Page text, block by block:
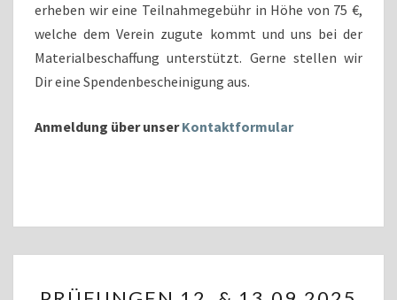
erheben wir eine Teilnahmegebühr in Höhe von 75 €,
welche dem Verein zugute kommt und uns bei der
Materialbeschaffung unterstützt. Gerne stellen wir
Dir eine Spendenbescheinigung aus.
Anmeldung über unserKontaktformular